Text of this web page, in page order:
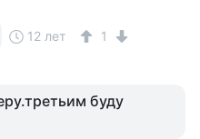
12 лет 1
буду